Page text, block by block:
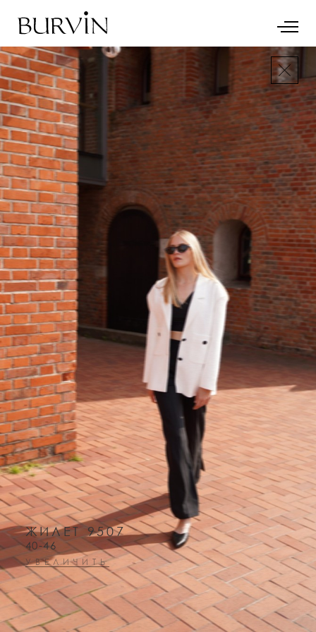
ЖИЛЕТ 9507
40-46
УВЕЛИЧИТЬ